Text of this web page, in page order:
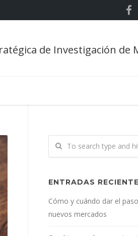
de Investigación de
ENTRADAS
Cómo y cuándo dar el
nuevos mercados